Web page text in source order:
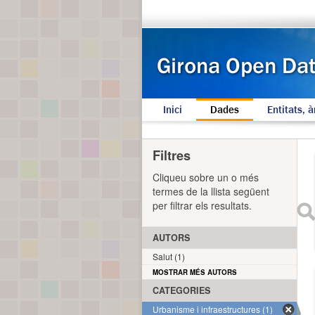
Inici Dades Entitats,
Filtres
Cliqueu sobre un o més
termes de la llista següent
per filtrar els resultats.
AUTORS
Salut (1)
MOSTRAR MÉS AUTORS
CATEGORIES
Urbanisme i infraestructures (1)